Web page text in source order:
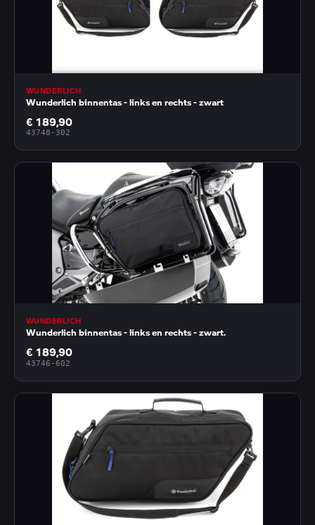
WUNDERLICH
Wunderlich binnentas - links en rechts - zwart
€ 189,90
43748-302
WUNDERLICH
Wunderlich binnentas - links en rechts - zwart.
€ 189,90
43746-602